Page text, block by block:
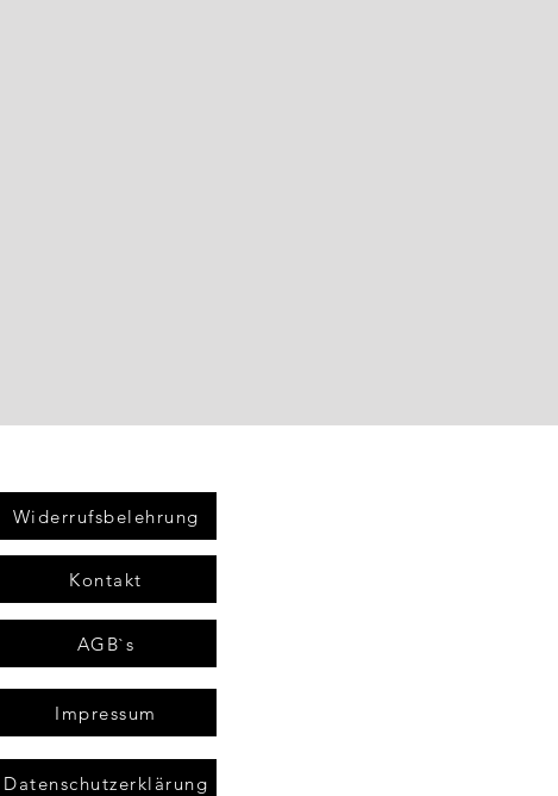
Widerrufsbelehrung
Kontakt
AGB`s
Impressum
Datenschutzerklärung